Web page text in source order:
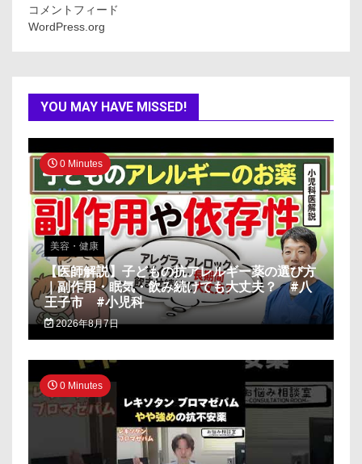
コメントフィード
WordPress.org
YOU MAY HAVE MISSED!
0 Minutes
美容・健康
【医師解説】子どもの抗アレルギー薬の選び方
｜副作用・眠気・飲み続けても大丈夫？ #八
王子市 #小児科
2026年8月7日
0 Minutes